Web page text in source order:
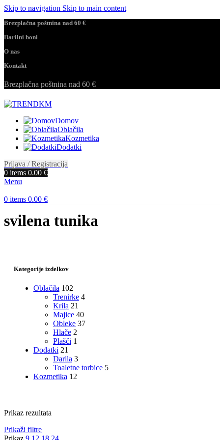
Skip to navigation Skip to main content
Brezplačna poštnina nad 60 €
Darilni boni
O nas
Kontakt
Brezplačna poštnina nad 60 €
Domov
Oblačila
Kozmetika
Dodatki
Prijava / Registracija
0 items 0.00 €
Menu
0 items 0.00 €
svilena tunika
Kategorije izdelkov
Oblačila 102
Trenirke 4
Krila 21
Majice 40
Obleke 37
Hlače 2
Plašči 1
Dodatki 21
Darila 3
Toaletne torbice 5
Kozmetika 12
Prikaz rezultata
Prikaži filtre